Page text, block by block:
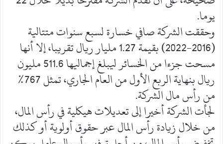
يوما.
وحققت الشركة صافي خسارة لسبع سنوات متتالية
(2016-2022) بقيمة 1.27 مليار ريال تقريبا، إلا أنها
مسحت جزءا من الخسائر ليبلغ إجماليها 511.6 مليون
ريال بنهاية الربع الأول من العام الجاري، تمثل 767%
من رأس مال الشركة.
لجأت الشركة أخيرا إلى تعديلات هيكلية في رأس المال،
من خلال زيادة رأس المال عبر حقوق أولوية أو كذلك